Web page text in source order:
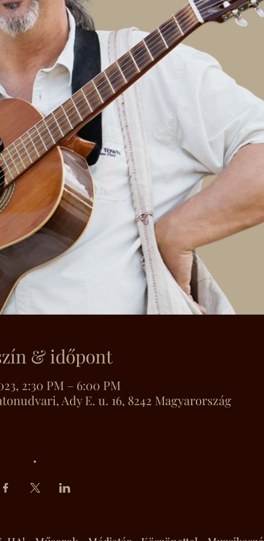
& időpont
2:30 PM – 6:00 PM
Ady E. u. 16, 8242 Magyarország
.